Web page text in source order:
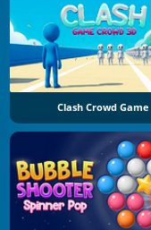
Clash Crowd Game